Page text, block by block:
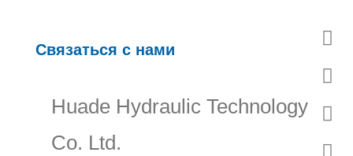
Связаться с нами
Huade Hydraulic Technology
Co. Ltd.